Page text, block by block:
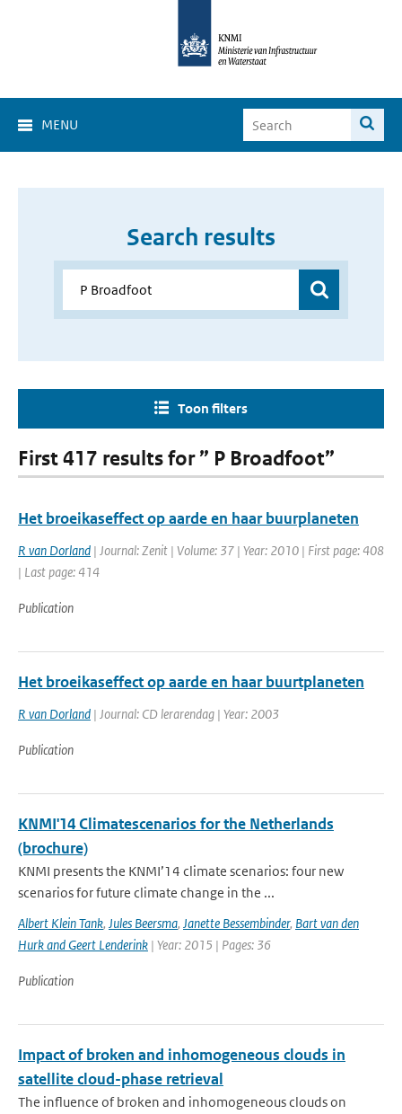
MENU
Search results
Toon filters
First 417 results for ” P Broadfoot”
Het broeikaseffect op aarde en haar buurplaneten
R van Dorland | Journal: Zenit | Volume: 37 | Year: 2010 | First page: 408
| Last page: 414
Publication
Het broeikaseffect op aarde en haar buurtplaneten
R van Dorland | Journal: CD lerarendag | Year: 2003
Publication
KNMI'14 Climatescenarios for the Netherlands
(brochure)
KNMI presents the KNMI’14 climate scenarios: four new
scenarios for future climate change in the ...
Albert Klein Tank, Jules Beersma, Janette Bessembinder, Bart van den
Hurk and Geert Lenderink | Year: 2015 | Pages: 36
Publication
Impact of broken and inhomogeneous clouds in
satellite cloud-phase retrieval
The influence of broken and inhomogeneous clouds on